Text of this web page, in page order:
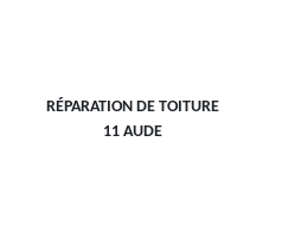
RÉPARATION DE TOITURE
11 AUDE